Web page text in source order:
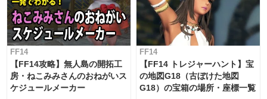
FF14
【FF14攻略】無人島の開拓工
房・ねこみみさんのおねがいス
ケジュールメーカー
FF14
【FF14 トレジャーハント】宝
の地図G18（古ぼけた地図
G18）の宝箱の場所・座標一覧